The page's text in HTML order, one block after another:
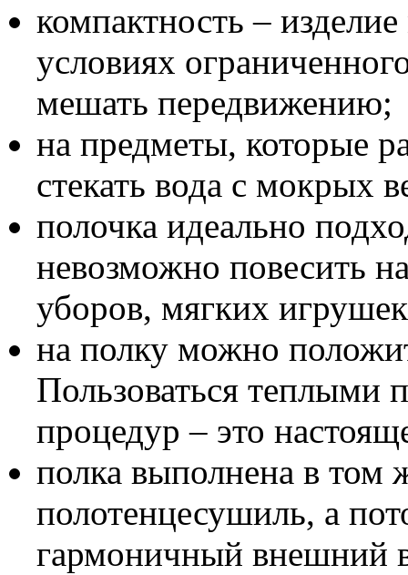
компактность –
условиях
мешать передвижению;
на предметы, которые
стекать вода с мокрых
полочка идеально
невозможно повесить
уборов, мягких
на полку можно
Пользоваться теплыми
процедур – это
полка выполнена в том
полотенцесушиль, а
гармоничный внешний